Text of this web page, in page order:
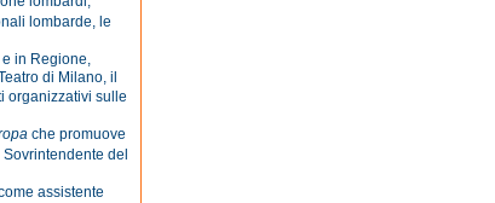
lombarde, le
in Regione,
di Milano, il
organizzativi sulle
che promuove
del
assistente